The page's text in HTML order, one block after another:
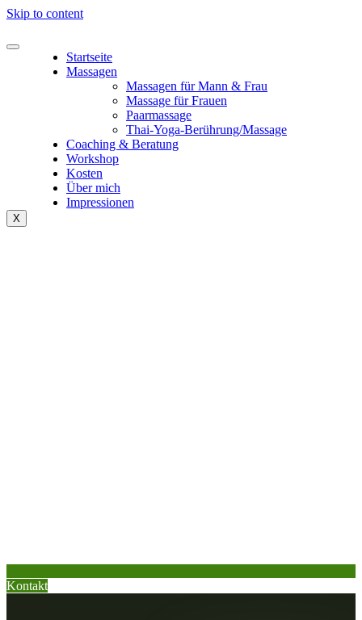
Skip to content
Startseite
Massagen
Massagen für Mann & Frau
Massage für Frauen
Paarmassage
Thai-Yoga-Berührung/Massage
Coaching & Beratung
Workshop
Kosten
Über mich
Impressionen
X
Kontakt